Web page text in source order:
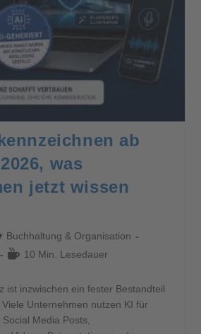
ab
was
jetzt wissen
Buchhaltung & Organisation
10 Min. Lesedauer
ist inzwischen ein fester Bestandteil
Unternehmen nutzen KI für
Media Posts,